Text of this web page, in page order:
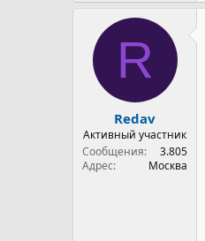
R
Redav
Активный участник
Сообщения
3.805
Адрес
Москва